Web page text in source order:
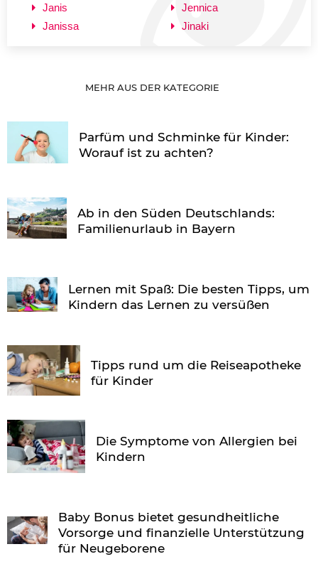
Janis
Janissa
Jennica
Jinaki
MEHR AUS DER KATEGORIE
Parfüm und Schminke für Kinder:
Worauf ist zu achten?
Ab in den Süden Deutschlands:
Familienurlaub in Bayern
Lernen mit Spaß: Die besten Tipps, um
Kindern das Lernen zu versüßen
Tipps rund um die Reiseapotheke
für Kinder
Die Symptome von Allergien bei
Kindern
Baby Bonus bietet gesundheitliche
Vorsorge und finanzielle Unterstützung
für Neugeborene